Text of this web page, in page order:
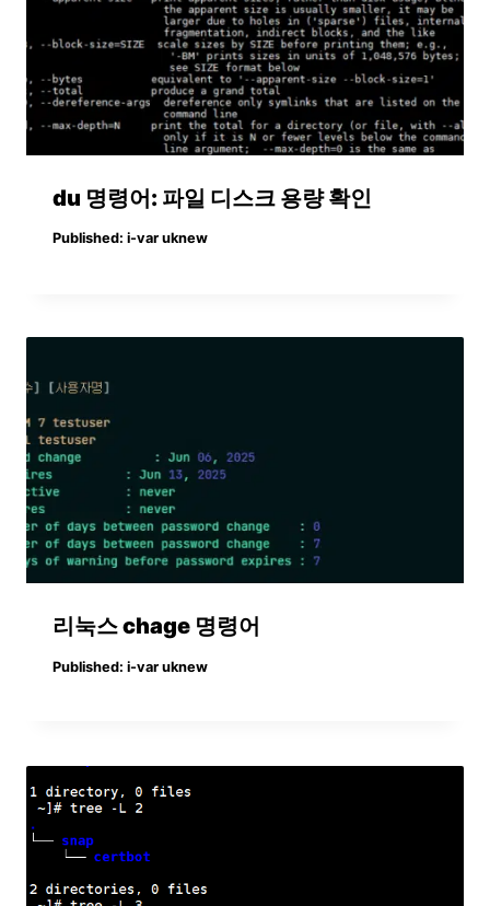
du 명령어: 파일 디스크 용량 확인
Published: i-var uknew
리눅스 chage 명령어
Published: i-var uknew